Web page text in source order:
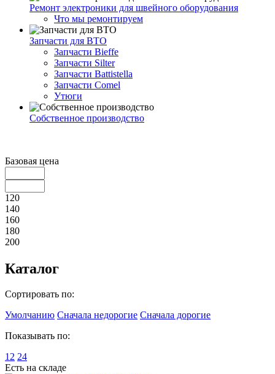
Ремонт электроники для швейного оборудования
Что мы ремонтируем
Запчасти для ВТО
Запчасти Bieffe
Запчасти Silter
Запчасти Battistella
Запчасти Comel
Утюги
Собственное производство
Базовая цена
120
140
160
180
200
Каталог
Сортировать по:
Умолчанию Сначала недорогие Сначала дорогие
Показывать по:
12 24
Есть на складе